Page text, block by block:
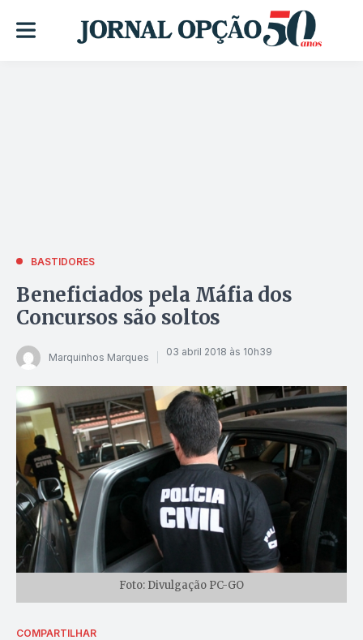
BASTIDORES
Beneficiados pela Máfia dos
Concursos são soltos
Marquinhos Marques 03 abril 2018 às 10h39
Foto: Divulgação PC-GO
COMPARTILHAR